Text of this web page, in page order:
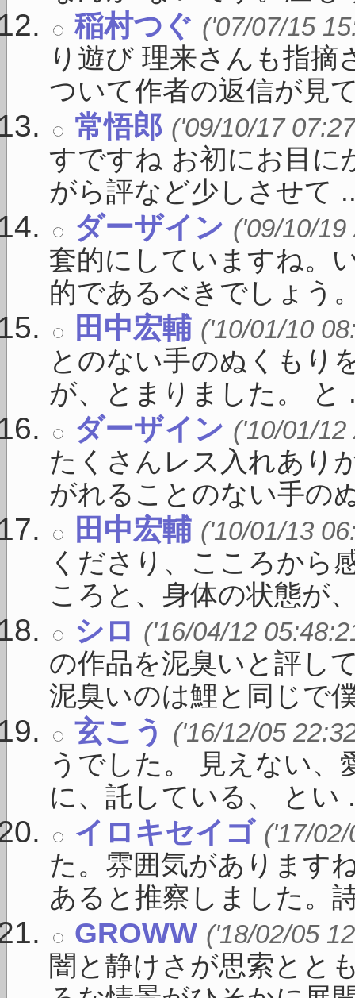
稲村つぐ ('07/07/15
り遊び 理来さんも指
ついて作者の返信が見
常悟郎 ('09/10/17
すですね お初にお目に
がら評など少しさせて
ダーザイン ('09/10/19
套的にしていますね。
的であるべきでしょう
田中宏輔 ('10/01/10
とのない手のぬくもり
が、とまりました。 と
ダーザイン ('10/01/12
たくさんレス入れあり
がれることのない手の
田中宏輔 ('10/01/13
くださり、こころから
ころと、身体の状態が
シロ ('16/04/12
の作品を泥臭いと評し
泥臭いのは鯉と同じで
玄こう ('16/12/05
うでした。 見えない、
に、託している、 とい
イロキセイゴ ('17/
た。雰囲気があります
あると推察しました。
GROWW ('18/02/05
闇と静けさが思索とと